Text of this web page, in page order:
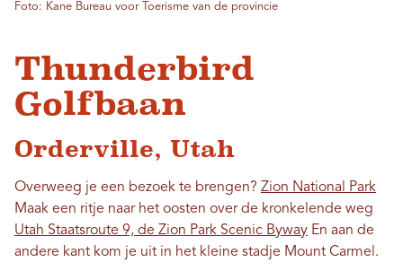
Foto: Kane Bureau voor Toerisme van de provincie
Thunderbird
Golfbaan
Orderville, Utah
Overweeg je een bezoek te brengen? Zion National Park
Maak een ritje naar het oosten over de kronkelende weg
Utah Staatsroute 9, de Zion Park Scenic Byway En aan de
andere kant kom je uit in het kleine stadje Mount Carmel.